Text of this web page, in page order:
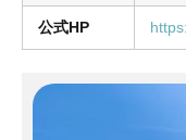
公式HP